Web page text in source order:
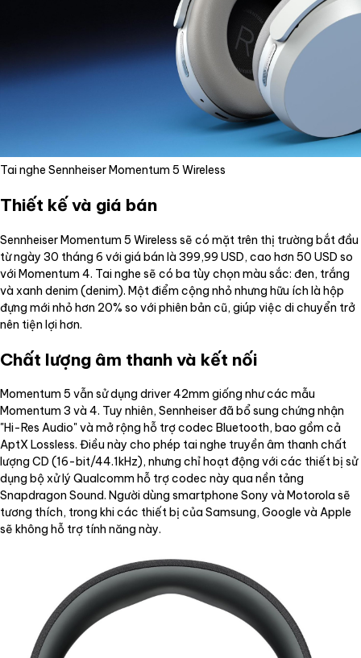
Tai nghe Sennheiser Momentum 5 Wireless
Thiết kế và giá bán
Sennheiser Momentum 5 Wireless sẽ có mặt trên thị trường bắt đầu
từ ngày 30 tháng 6 với giá bán là 399,99 USD, cao hơn 50 USD so
với Momentum 4. Tai nghe sẽ có ba tùy chọn màu sắc: đen, trắng
và xanh denim (denim). Một điểm cộng nhỏ nhưng hữu ích là hộp
đựng mới nhỏ hơn 20% so với phiên bản cũ, giúp việc di chuyển trở
nên tiện lợi hơn.
Chất lượng âm thanh và kết nối
Momentum 5 vẫn sử dụng driver 42mm giống như các mẫu
Momentum 3 và 4. Tuy nhiên, Sennheiser đã bổ sung chứng nhận
"Hi-Res Audio" và mở rộng hỗ trợ codec Bluetooth, bao gồm cả
AptX Lossless. Điều này cho phép tai nghe truyền âm thanh chất
lượng CD (16-bit/44.1kHz), nhưng chỉ hoạt động với các thiết bị sử
dụng bộ xử lý Qualcomm hỗ trợ codec này qua nền tảng
Snapdragon Sound. Người dùng smartphone Sony và Motorola sẽ
tương thích, trong khi các thiết bị của Samsung, Google và Apple
sẽ không hỗ trợ tính năng này.